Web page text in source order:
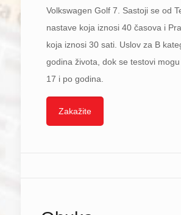
Volkswagen Golf 7. Sastoji se od
nastave koja iznosi 40 časova i
koja iznosi 30 sati. Uslov za B
godina života, dok se testovi
17 i po godina.
Zakažite